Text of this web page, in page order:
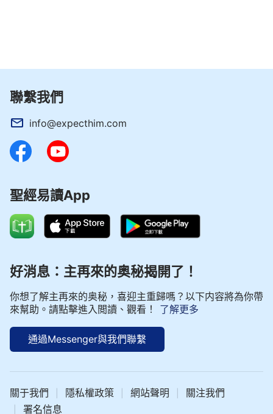
聯繫我們
info@expecthim.com
聖經易讀App
好消息：主再來的奥秘揭開了！
你想了解主再來的奥秘，喜迎主重歸嗎？以下内容將為你帶
來幫助。請點擊進入閲讀、觀看！
了解更多
通過Messenger與我們聯繫
關于我們 隱私權政策 網站聲明 關注我們
署名信息